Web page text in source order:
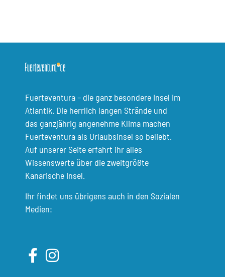
Fuerteventura – die ganz besondere Insel im
Atlantik. Die herrlich langen Strände und
das ganzjährig angenehme Klima machen
Fuerteventura als Urlaubsinsel so beliebt.
Auf unserer Seite erfahrt ihr alles
Wissenswerte über die zweitgrößte
Kanarische Insel.
Ihr findet uns übrigens auch in den Sozialen
Medien: